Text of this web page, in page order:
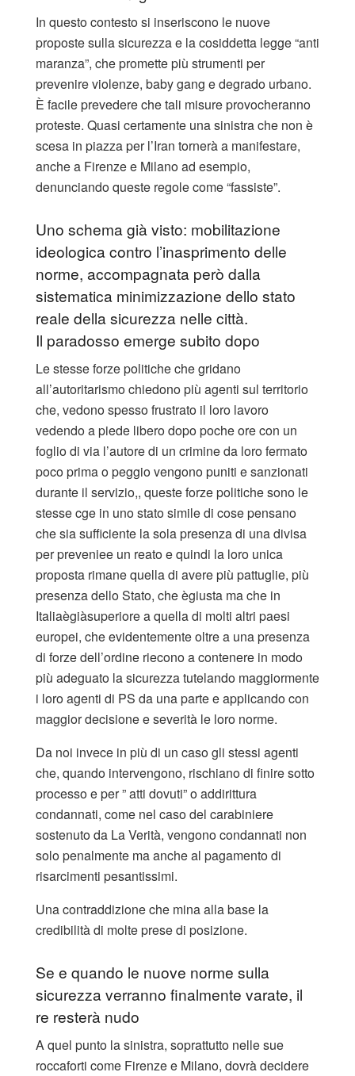
In questo contesto si inseriscono le nuove
proposte sulla sicurezza e la cosiddetta legge “anti
maranza”, che promette più strumenti per
prevenire violenze, baby gang e degrado urbano.
È facile prevedere che tali misure provocheranno
proteste. Quasi certamente una sinistra che non è
scesa in piazza per l’Iran tornerà a manifestare,
anche a Firenze e Milano ad esempio,
denunciando queste regole come “fassiste”.
Uno schema già visto: mobilitazione
ideologica contro l’inasprimento delle
norme, accompagnata però dalla
sistematica minimizzazione dello stato
reale della sicurezza nelle città.
Il paradosso emerge subito dopo
Le stesse forze politiche che gridano
all’autoritarismo chiedono più agenti sul territorio
che, vedono spesso frustrato il loro lavoro
vedendo a piede libero dopo poche ore con un
foglio di via l’autore di un crimine da loro fermato
poco prima o peggio vengono puniti e sanzionati
durante il servizio,, queste forze politiche sono le
stesse cge in uno stato simile di cose pensano
che sia sufficiente la sola presenza di una divisa
per preveniee un reato e quindi la loro unica
proposta rimane quella di avere più pattuglie, più
presenza dello Stato, che ègiusta ma che in
Italiaègiàsuperiore a quella di molti altri paesi
europei, che evidentemente oltre a una presenza
di forze dell’ordine riecono a contenere in modo
più adeguato la sicurezza tutelando maggiormente
i loro agenti di PS da una parte e applicando con
maggior decisione e severità le loro norme.
Da noi invece in più di un caso gli stessi agenti
che, quando intervengono, rischiano di finire sotto
processo e per ” atti dovuti” o addirittura
condannati, come nel caso del carabiniere
sostenuto da La Verità, vengono condannati non
solo penalmente ma anche al pagamento di
risarcimenti pesantissimi.
Una contraddizione che mina alla base la
credibilità di molte prese di posizione.
Se e quando le nuove norme sulla
sicurezza verranno finalmente varate, il
re resterà nudo
A quel punto la sinistra, soprattutto nelle sue
roccaforti come Firenze e Milano, dovrà decidere